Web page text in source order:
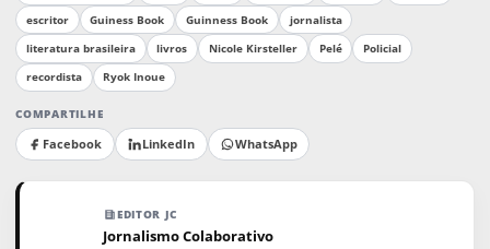
escritor Guiness Book Guinness Book jornalista
literatura brasileira livros Nicole Kirsteller Pelé Policial
recordista Ryok Inoue
COMPARTILHE
Facebook LinkedIn WhatsApp
EDITOR JC
Jornalismo Colaborativo